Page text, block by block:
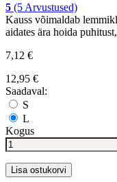
5 (5 Arvustused)
Kauss võimaldab
aidates ära hoida
7,12 €
12,95 €
Saadaval:
S
L
Kogus
Lisa ostukorvi